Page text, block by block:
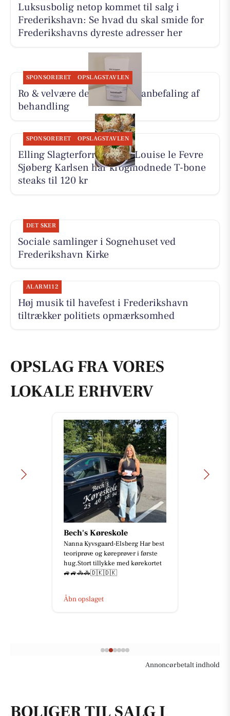
Luksusbolig netop kommet til salg i
Frederikshavn: Se hvad du skal smide for
Frederikshavns dyreste adresser her
SPONSORERET OPSLAGSTAVLEN
Ro & velvære deler Hennys anbefaling af
behandling
SPONSORERET OPSLAGSTAVLEN
Elling Slagterforretning v/Louise le Fevre
Sjøberg Karlsen har krogmodnede T-bone
steaks til 120 kr
DET SKER
Sociale samlinger i Sognehuset ved
Frederikshavn Kirke
ALARM112
Høj musik til havefest i Frederikshavn
tiltrækker politiets opmærksomhed
OPSLAG FRA VORES
LOKALE ERHVERV
Bech's Køreskole
Nanna Kyvsgaard-Elsberg Har best
teoriprøve og køreprøver i første
hug.Stort tillykke med kørekortet
🚙🚙🚓🚓🇩🇰🇩🇰
Åbn opslaget
Annoncørbetalt indhold
BOLIGER TIL SALG I